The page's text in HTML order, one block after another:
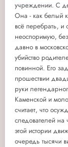
учреждении. С
Она - как белый
всё перебрать,
неоспоримую,
давно в
убийство
повинной. Его
прошествии
руки
Каменской и
считает, что
следователей на
этой истории
очередь тысячи